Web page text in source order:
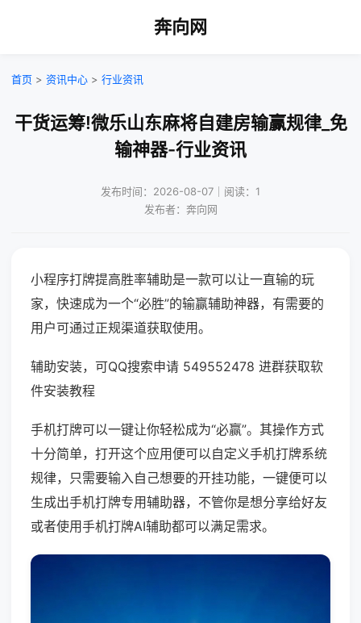
奔向网
首页 > 资讯中心 > 行业资讯
干货运筹!微乐山东麻将自建房输赢规律_免
输神器-行业资讯
发布时间：2026-08-07｜阅读：1
发布者：奔向网
小程序打牌提高胜率辅助是一款可以让一直输的玩
家，快速成为一个“必胜”的输赢辅助神器，有需要的
用户可通过正规渠道获取使用。
辅助安装，可QQ搜索申请 549552478 进群获取软
件安装教程
手机打牌可以一键让你轻松成为“必赢”。其操作方式
十分简单，打开这个应用便可以自定义手机打牌系统
规律，只需要输入自己想要的开挂功能，一键便可以
生成出手机打牌专用辅助器，不管你是想分享给好友
或者使用手机打牌AI辅助都可以满足需求。